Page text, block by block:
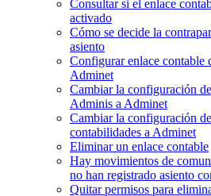
Consultar si el enlace
activado
Cómo se decide la
asiento
Configurar enlace contable
Adminet
Cambiar la configuración
Adminis a Adminet
Cambiar la configuración
contabilidades a Adminet
Eliminar un enlace contable
Hay movimientos de
no han registrado asiento
Quitar permisos para